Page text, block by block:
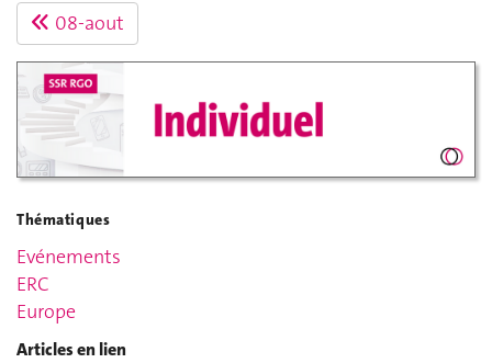
08-aout
Thématiques
Evénements
ERC
Europe
Articles en lien